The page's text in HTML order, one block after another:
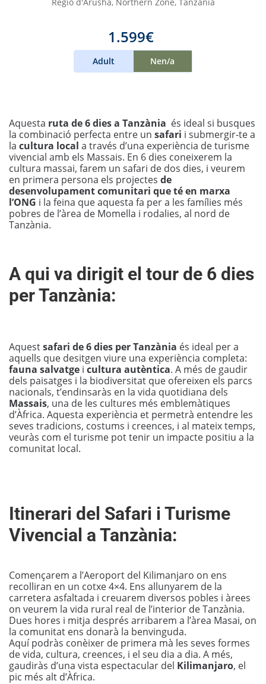
1.599€
Adult Nen/a
Aquesta ruta de 6 dies a Tanzània és ideal si busques
la combinació perfecta entre un safari i submergir-te a
la cultura local a través d’una experiència de turisme
vivencial amb els Massais. En 6 dies coneixerem la
cultura massai, farem un safari de dos dies, i veurem
en primera persona els projectes de
desenvolupament comunitari que té en marxa
l’ONG i la feina que aquesta fa per a les famílies més
pobres de l’àrea de Momella i rodalies, al nord de
Tanzània.
A qui va dirigit el tour de 6 dies
per Tanzània:
Aquestsafari de 6 dies per Tanzània és ideal per a
aquells que desitgen viure una experiència completa:
fauna salvatge i cultura autèntica. A més de gaudir
dels paisatges i la biodiversitat que ofereixen els parcs
nacionals, t’endinsaràs en la vida quotidiana dels
Massais, una de les cultures més emblemàtiques
d’Àfrica. Aquesta experiència et permetrà entendre les
seves tradicions, costums i creences, i al mateix temps,
veuràs com el turisme pot tenir un impacte positiu a la
comunitat local.
Itinerari del Safari i Turisme
Vivencial a Tanzània:
Començarem a l’Aeroport del Kilimanjaro on ens
recolliran en un cotxe 4×4. Ens allunyarem de la
carretera asfaltada i creuarem diversos pobles i àrees
on veurem la vida rural real de l’interior de Tanzània.
Dues hores i mitja després arribarem a l’àrea Masai, on
la comunitat ens donarà la benvinguda.
Aquí podràs conèixer de primera mà les seves formes
de vida, cultura, creences, i el seu dia a dia. A més,
gaudiràs d’una vista espectacular del Kilimanjaro, el
pic més alt d’Àfrica.